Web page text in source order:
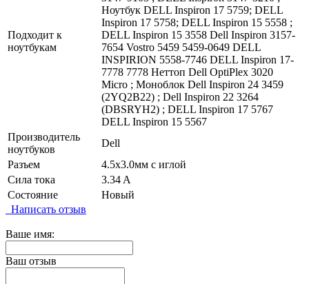
Подходит к
ноутбукам
Ноутбук DELL Inspiron 17 5759; DELL
Inspiron 17 5758; DELL Inspiron 15 5558 ;
DELL Inspiron 15 3558 Dell Inspiron 3157-
7654 Vostro 5459 5459-0649 DELL
INSPIRION 5558-7746 DELL Inspiron 17-
7778 7778 Неттоп Dell OptiPlex 3020
Micro ; Моноблок Dell Inspiron 24 3459
(2YQ2B22) ; Dell Inspiron 22 3264
(DBSRYH2) ; DELL Inspiron 17 5767
DELL Inspiron 15 5567
Производитель
ноутбуков
Dell
Разъем
4.5x3.0мм с иглой
Сила тока
3.34 A
Состояние
Новый
Написать отзыв
Ваше имя:
Ваш отзыв